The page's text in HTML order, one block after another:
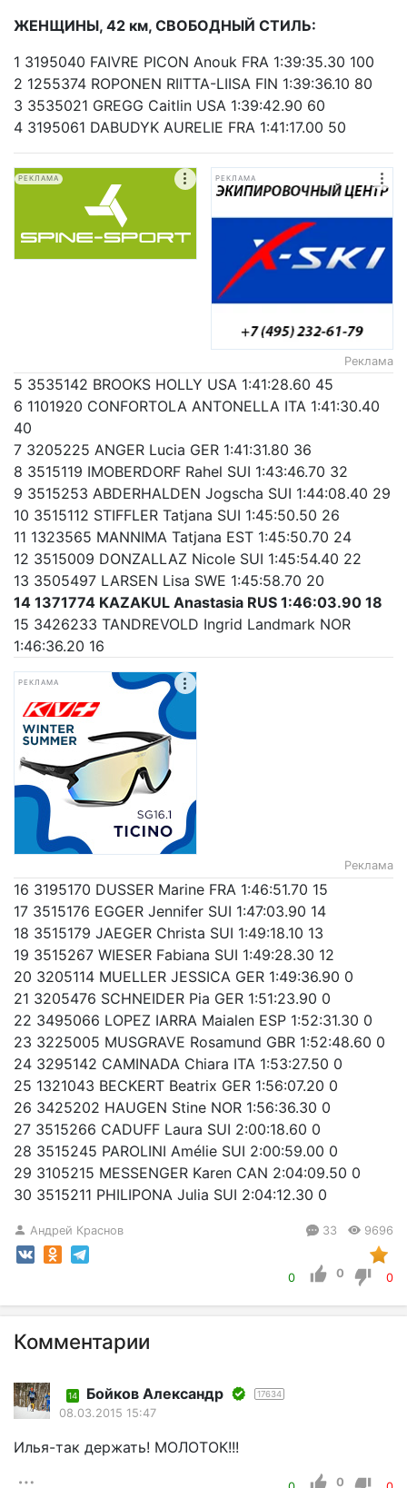
ЖЕНЩИНЫ, 42 км, СВОБОДНЫЙ СТИЛЬ:
1 3195040 FAIVRE PICON Anouk FRA 1:39:35.30 100
2 1255374 ROPONEN RIITTA-LIISA FIN 1:39:36.10 80
3 3535021 GREGG Caitlin USA 1:39:42.90 60
4 3195061 DABUDYK AURELIE FRA 1:41:17.00 50
РЕКЛАМА РЕКЛАМА
Реклама
5 3535142 BROOKS HOLLY USA 1:41:28.60 45
6 1101920 CONFORTOLA ANTONELLA ITA 1:41:30.40
40
7 3205225 ANGER Lucia GER 1:41:31.80 36
8 3515119 IMOBERDORF Rahel SUI 1:43:46.70 32
9 3515253 ABDERHALDEN Jogscha SUI 1:44:08.40 29
10 3515112 STIFFLER Tatjana SUI 1:45:50.50 26
11 1323565 MANNIMA Tatjana EST 1:45:50.70 24
12 3515009 DONZALLAZ Nicole SUI 1:45:54.40 22
13 3505497 LARSEN Lisa SWE 1:45:58.70 20
14 1371774 KAZAKUL Anastasia RUS 1:46:03.90 18
15 3426233 TANDREVOLD Ingrid Landmark NOR
1:46:36.20 16
РЕКЛАМА
Реклама
16 3195170 DUSSER Marine FRA 1:46:51.70 15
17 3515176 EGGER Jennifer SUI 1:47:03.90 14
18 3515179 JAEGER Christa SUI 1:49:18.10 13
19 3515267 WIESER Fabiana SUI 1:49:28.30 12
20 3205114 MUELLER JESSICA GER 1:49:36.90 0
21 3205476 SCHNEIDER Pia GER 1:51:23.90 0
22 3495066 LOPEZ IARRA Maialen ESP 1:52:31.30 0
23 3225005 MUSGRAVE Rosamund GBR 1:52:48.60 0
24 3295142 CAMINADA Chiara ITA 1:53:27.50 0
25 1321043 BECKERT Beatrix GER 1:56:07.20 0
26 3425202 HAUGEN Stine NOR 1:56:36.30 0
27 3515266 CADUFF Laura SUI 2:00:18.60 0
28 3515245 PAROLINI Amélie SUI 2:00:59.00 0
29 3105215 MESSENGER Karen CAN 2:04:09.50 0
30 3515211 PHILIPONA Julia SUI 2:04:12.30 0
Андрей Краснов 33 9696
0 0 0
Комментарии
14 Бойков Александр 17634
08.03.2015 15:47
Илья-так держать! МОЛОТОК!!!
0